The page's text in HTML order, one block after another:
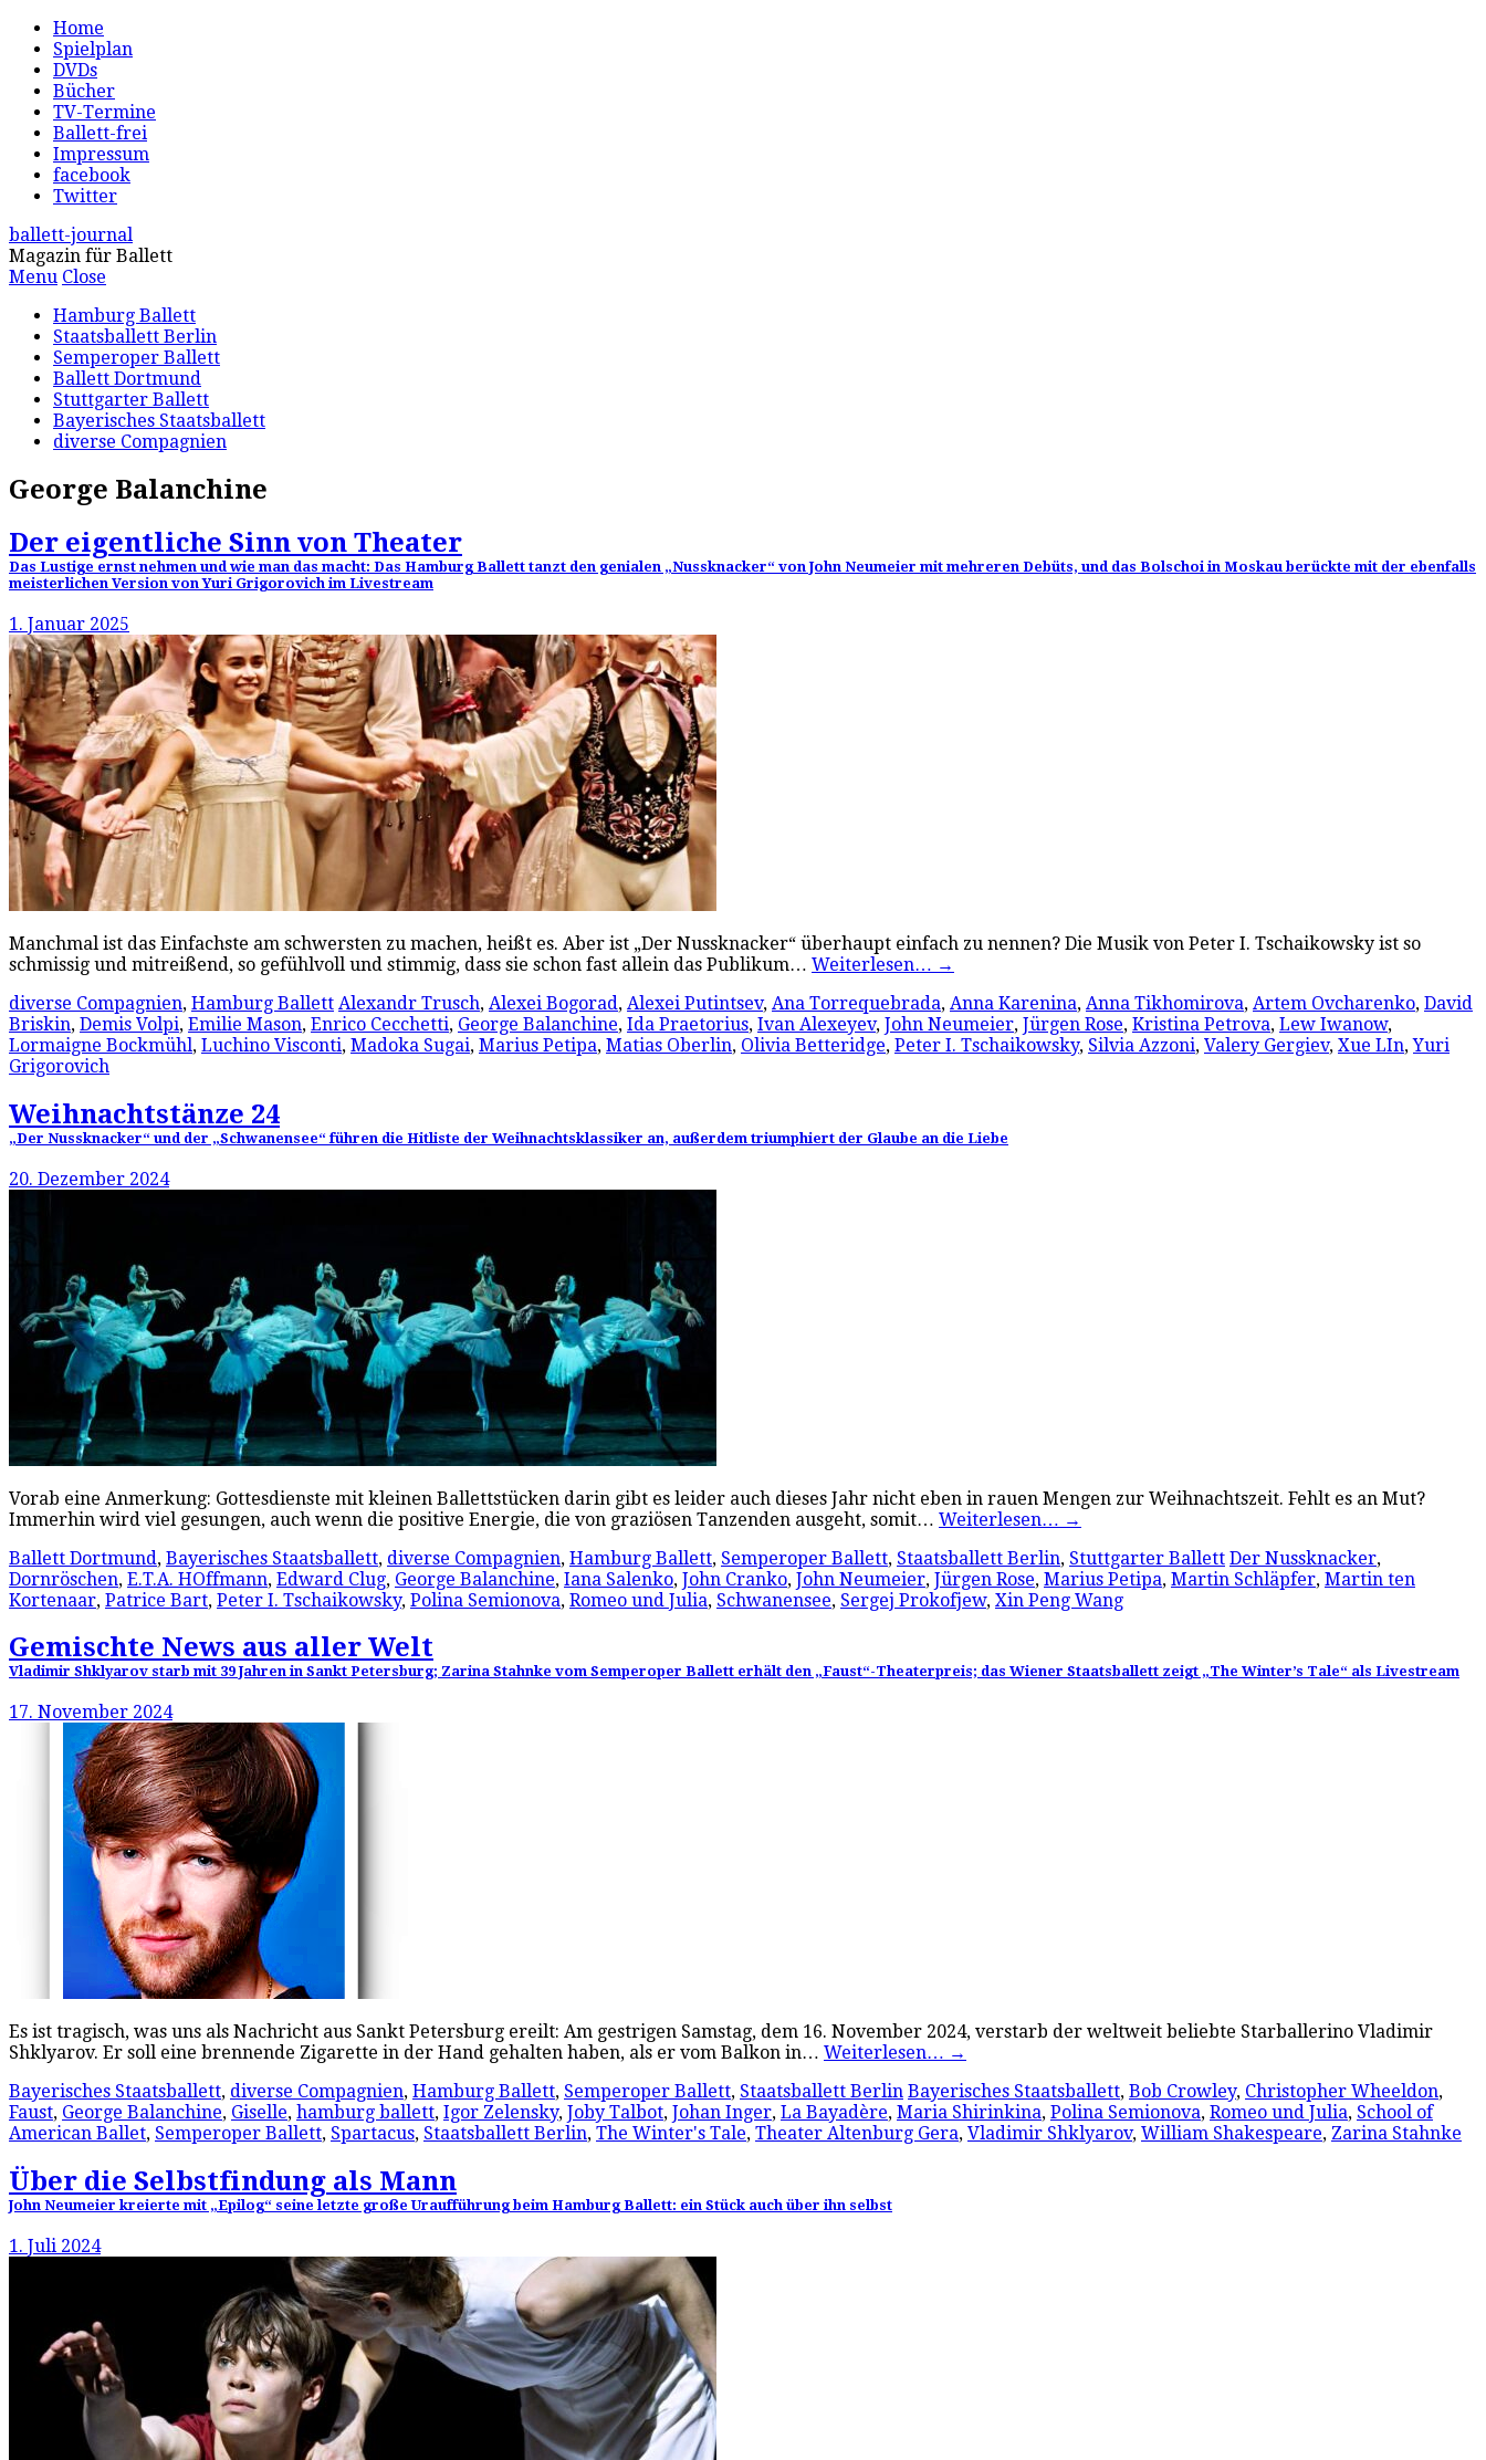
Home
Spielplan
DVDs
Bücher
TV-Termine
Ballett-frei
Impressum
facebook
Twitter
ballett-journal
Magazin für Ballett
Menu Close
Hamburg Ballett
Staatsballett Berlin
Semperoper Ballett
Ballett Dortmund
Stuttgarter Ballett
Bayerisches Staatsballett
diverse Compagnien
George Balanchine
Der eigentliche Sinn von Theater
Das Lustige ernst nehmen und wie man das macht: Das Hamburg Ballett tanzt den genialen „Nussknacker“ von John Neumeier mit mehreren Debüts, und das Bolschoi in Moskau berückte mit der ebenfalls
meisterlichen Version von Yuri Grigorovich im Livestream
1. Januar 2025
Manchmal ist das Einfachste am schwersten zu machen, heißt es. Aber ist „Der Nussknacker“ überhaupt einfach zu nennen? Die Musik von Peter I. Tschaikowsky ist so
schmissig und mitreißend, so gefühlvoll und stimmig, dass sie schon fast allein das Publikum… Weiterlesen… →
diverse Compagnien, Hamburg Ballett Alexandr Trusch, Alexei Bogorad, Alexei Putintsev, Ana Torrequebrada, Anna Karenina, Anna Tikhomirova, Artem Ovcharenko, David
Briskin, Demis Volpi, Emilie Mason, Enrico Cecchetti, George Balanchine, Ida Praetorius, Ivan Alexeyev, John Neumeier, Jürgen Rose, Kristina Petrova, Lew Iwanow,
Lormaigne Bockmühl, Luchino Visconti, Madoka Sugai, Marius Petipa, Matias Oberlin, Olivia Betteridge, Peter I. Tschaikowsky, Silvia Azzoni, Valery Gergiev, Xue LIn,Yuri
Grigorovich
Weihnachtstänze 24
„Der Nussknacker“ und der „Schwanensee“ führen die Hitliste der Weihnachtsklassiker an, außerdem triumphiert der Glaube an die Liebe
20. Dezember 2024
Vorab eine Anmerkung: Gottesdienste mit kleinen Ballettstücken darin gibt es leider auch dieses Jahr nicht eben in rauen Mengen zur Weihnachtszeit. Fehlt es an Mut?
Immerhin wird viel gesungen, auch wenn die positive Energie, die von graziösen Tanzenden ausgeht, somit… Weiterlesen… →
Ballett Dortmund, Bayerisches Staatsballett, diverse Compagnien, Hamburg Ballett, Semperoper Ballett, Staatsballett Berlin, Stuttgarter Ballett Der Nussknacker,
Dornröschen, E.T.A. HOffmann, Edward Clug, George Balanchine, Iana Salenko, John Cranko, John Neumeier, Jürgen Rose, Marius Petipa, Martin Schläpfer, Martin ten
Kortenaar, Patrice Bart, Peter I. Tschaikowsky, Polina Semionova, Romeo und Julia, Schwanensee, Sergej Prokofjew, Xin Peng Wang
Gemischte News aus aller Welt
Vladimir Shklyarov starb mit 39 Jahren in Sankt Petersburg; Zarina Stahnke vom Semperoper Ballett erhält den „Faust“-Theaterpreis; das Wiener Staatsballett zeigt „The Winter’s Tale“ als Livestream
17. November 2024
Es ist tragisch, was uns als Nachricht aus Sankt Petersburg ereilt: Am gestrigen Samstag, dem 16. November 2024, verstarb der weltweit beliebte Starballerino Vladimir
Shklyarov. Er soll eine brennende Zigarette in der Hand gehalten haben, als er vom Balkon in… Weiterlesen… →
Bayerisches Staatsballett, diverse Compagnien, Hamburg Ballett, Semperoper Ballett, Staatsballett Berlin Bayerisches Staatsballett, Bob Crowley, Christopher Wheeldon,
Faust, George Balanchine, Giselle, hamburg ballett, Igor Zelensky, Joby Talbot, Johan Inger, La Bayadère, Maria Shirinkina, Polina Semionova, Romeo und Julia, School of
American Ballet, Semperoper Ballett, Spartacus, Staatsballett Berlin, The Winter's Tale, Theater Altenburg Gera, Vladimir Shklyarov, William Shakespeare, Zarina Stahnke
Über die Selbstfindung als Mann
John Neumeier kreierte mit „Epilog“ seine letzte große Uraufführung beim Hamburg Ballett: ein Stück auch über ihn selbst
1. Juli 2024